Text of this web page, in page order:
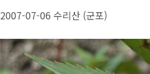
2007-07-06 수리산 (군포)